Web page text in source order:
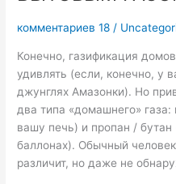
комментариев 18 /
Конечно, газификация
удивлять (если, конечно, у
джунглях Амазонки). Но
два типа «домашнего»
вашу печь) и пропан / бутан
баллонах). Обычный
различит, но даже не